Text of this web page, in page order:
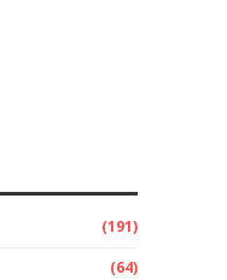
(191)
(64)